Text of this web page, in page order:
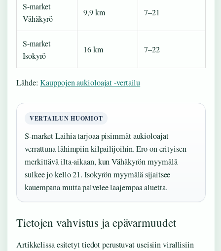
S-market
Vähäkyrö
9,9 km 7–21
S-market
Isokyrö
16 km 7–22
Lähde:Kauppojen aukioloajat -vertailu
VERTAILUN HUOMIOT
S-market Laihia tarjoaa pisimmät aukioloajat
verrattuna lähimpiin kilpailijoihin. Ero on erityisen
merkittävä ilta-aikaan, kun Vähäkyrön myymälä
sulkee jo kello 21. Isokyrön myymälä sijaitsee
kauempana mutta palvelee laajempaa aluetta.
Tietojen vahvistus ja epävarmuudet
Artikkelissa esitetyt tiedot perustuvat useisiin virallisiin